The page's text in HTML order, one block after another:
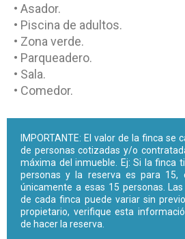
• Asador.
• Piscina de adultos.
• Zona verde.
• Parqueadero.
• Sala.
• Comedor.
IMPORTANTE: El valor de la finca se
de personas cotizadas y/o
máxima del inmueble. Ej: Si la finca
personas y la reserva es para 15,
únicamente a esas 15 personas.
de cada finca puede variar sin
propietario, verifique esta
de hacer la reserva.